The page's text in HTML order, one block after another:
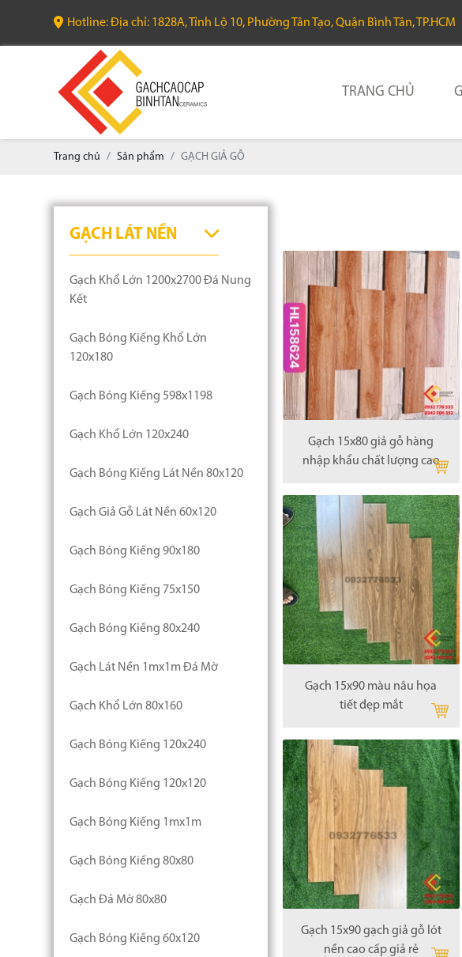
Hotline: Địa chỉ: 1828A, Tỉnh Lộ 10, Phường Tân Tạo, Quận Bình Tân, TP.HCM
TRANG CHỦ
Trang chủ Sản phẩm GẠCH GIẢ GỖ
GẠCH LÁT NỀN
Gạch Khổ Lớn 1200x2700 Đá Nung
Kết
Gạch Bóng Kiếng Khổ Lớn
120x180
Gạch Bóng Kiếng 598x1198
Gạch Khổ Lớn 120x240
Gạch Bóng Kiếng Lát Nền 80x120
Gạch Giả Gỗ Lát Nền 60x120
Gạch Bóng Kiếng 90x180
Gạch Bóng Kiếng 75x150
Gạch Bóng Kiếng 80x240
Gạch Lát Nền 1mx1m Đá Mờ
Gạch Khổ Lớn 80x160
Gạch Bóng Kiếng 120x240
Gạch Bóng Kiếng 120x120
Gạch Bóng Kiếng 1mx1m
Gạch Bóng Kiếng 80x80
Gạch Đá Mờ 80x80
Gạch Bóng Kiếng 60x120
Gạch 15x80 giả gỗ hàng
nhập khẩu chất lượng cao
Gạch 15x90 màu nâu họa
tiết đẹp mắt
Gạch 15x90 gạch giả gỗ lót
nền cao cấp giả rẻ